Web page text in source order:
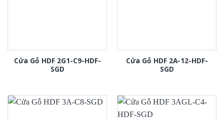
Cửa Gỗ HDF 2G1-C9-HDF-
SGD
Cửa Gỗ HDF 2A-12-HDF-
SGD